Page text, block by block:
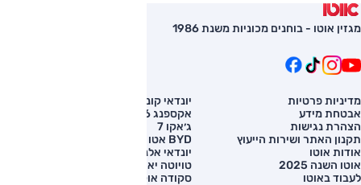
מגזין אוטו - בוחנים מכוניות משנת 1986
מדיניות פרטיות
אבטחת מידע
הצהרת נגישות
תקנון האתר ושירות הייעוץ
אודות אוטו
אוטו השנה 2025
לעבוד באוטו
יונדאי קונה
אקספנג G6
ג׳אקו 7
BYD אטו 3
יונדאי אלנטרה
טויוטה יאריס קרוס
סקודה אוקטביה